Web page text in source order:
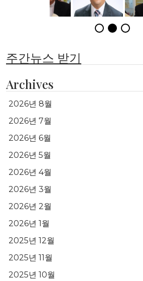
주간뉴스 받기
Archives
2026년 8월
2026년 7월
2026년 6월
2026년 5월
2026년 4월
2026년 3월
2026년 2월
2026년 1월
2025년 12월
2025년 11월
2025년 10월